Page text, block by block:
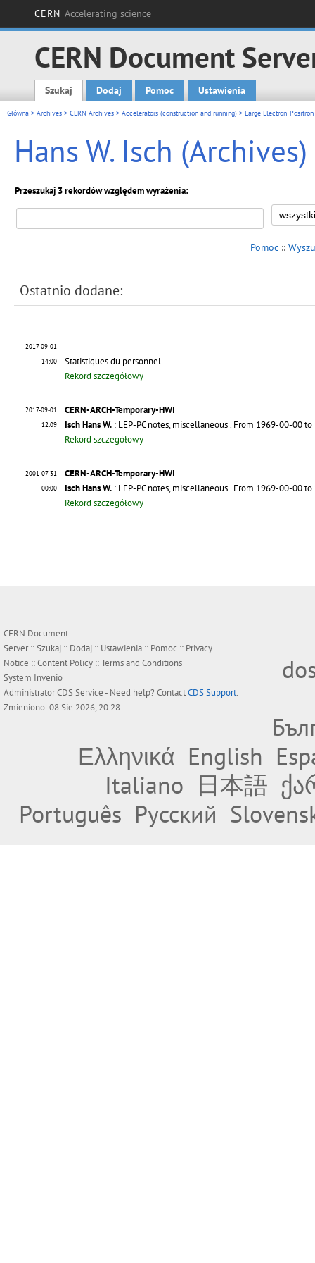
CERN Accelerating science
CERN Document
Main menu
Szukaj Dodaj Pomoc Ustawienia
Główna > Archives > CERN Archives > Accelerators (construction and running) > Large Electron-Positron
Hans W. Isch (Archives)
Przeszukaj 3 rekordów względem wyrażenia:
Pomoc ::
Ostatnio dodane:
2017-09-01
14:00
Statistiques du personnel
Rekord szczegółowy
2017-09-01
12:09
CERN-ARCH-Temporary-HWI
Isch Hans W. : LEP-PC notes, miscellaneous. From 1969-00-00
Rekord szczegółowy
2001-07-31
00:00
CERN-ARCH-Temporary-HWI
Isch Hans W. : LEP-PC notes, miscellaneous. From 1969-00-00
Rekord szczegółowy
CERN Document
Server ::Szukaj :: Dodaj :: Ustawienia :: Pomoc :: Privacy
Notice ::Content Policy ::Terms and Conditions
System Invenio
AdministratorCDS Service- Need help? ContactCDS Support.
Zmieniono: 08 Sie 2026, 20:28
Ελληνικά English
Italiano 日本語
Português Русский